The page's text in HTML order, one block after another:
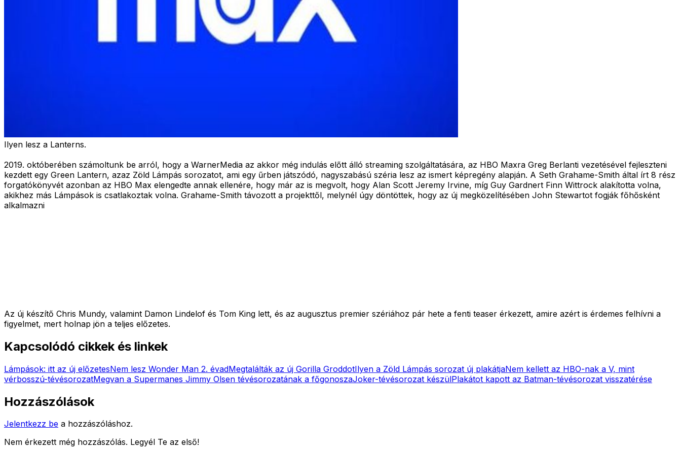
Ilyen lesz a Lanterns.
2019. októberében számoltunk be arról, hogy a WarnerMedia az akkor még indulás előtt álló streaming szolgáltatására, az HBO Maxra Greg Berlanti vezetésével fejleszteni
kezdett egy Green Lantern, azaz Zöld Lámpás sorozatot, ami egy űrben játszódó, nagyszabású széria lesz az ismert képregény alapján. A Seth Grahame-Smith által írt 8 rész
forgatókönyvét azonban az HBO Max elengedte annak ellenére, hogy már az is megvolt, hogy Alan Scott Jeremy Irvine, míg Guy Gardnert Finn Wittrock alakította volna,
akikhez más Lámpások is csatlakoztak volna. Grahame-Smith távozott a projekttől, melynél úgy döntöttek, hogy az új megközelítésében John Stewartot fogják főhősként
alkalmazni
Az új készítő Chris Mundy, valamint Damon Lindelof és Tom King lett, és az augusztus premier szériához pár hete a fenti teaser érkezett, amire azért is érdemes felhívni a
figyelmet, mert holnap jön a teljes előzetes.
Kapcsolódó cikkek és linkek
Lámpások: itt az új előzetesNem lesz Wonder Man 2. évadMegtalálták az új Gorilla GroddotIlyen a Zöld Lámpás sorozat új plakátjaNem kellett az HBO-nak a V, mint
vérbosszú-tévésorozatMegvan a Supermanes Jimmy Olsen tévésorozatának a főgonoszaJoker-tévésorozat készülPlakátot kapott az Batman-tévésorozat visszatérése
Hozzászólások
Jelentkezz be a hozzászóláshoz.
Nem érkezett még hozzászólás. Legyél Te az első!